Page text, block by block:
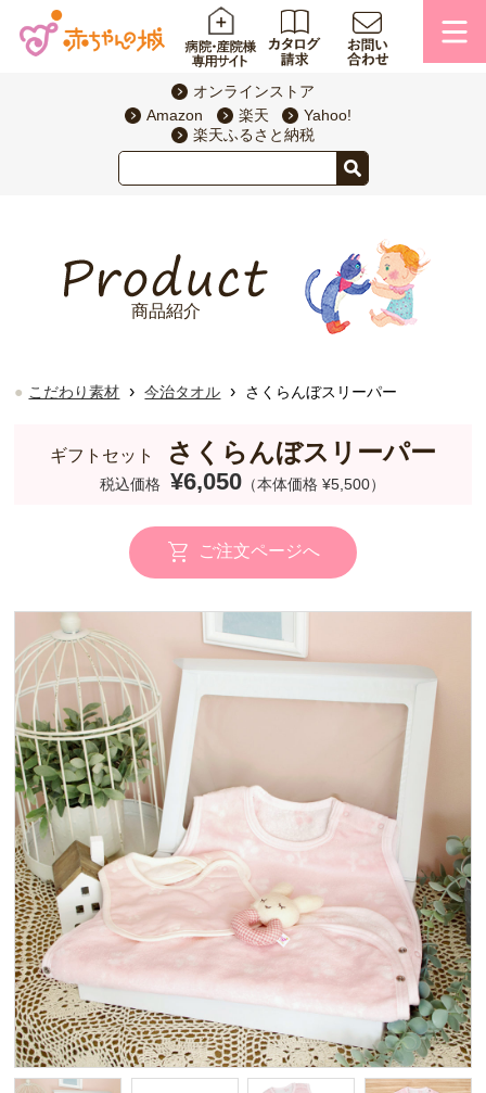
オンラインストア
Amazon
楽天
Yahoo!
楽天ふるさと納税
商品紹介
こだわり素材 › 今治タオル › さくらんぼスリーパー
ギフトセット さくらんぼスリーパー
税込価格 ¥6,050 （本体価格 ¥5,500）
ご注文ページへ